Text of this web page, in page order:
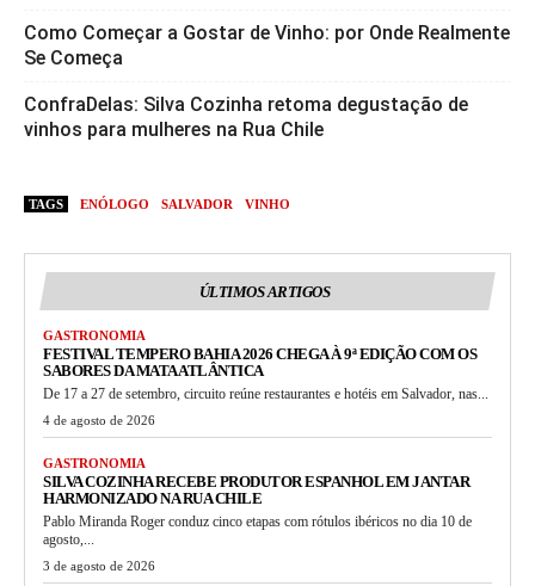
Como Começar a Gostar de Vinho: por Onde Realmente
Se Começa
ConfraDelas: Silva Cozinha retoma degustação de
vinhos para mulheres na Rua Chile
TAGS ENÓLOGO SALVADOR VINHO
ÚLTIMOS ARTIGOS
GASTRONOMIA
FESTIVAL TEMPERO BAHIA 2026 CHEGA À 9ª EDIÇÃO COM OS
SABORES DA MATA ATLÂNTICA
De 17 a 27 de setembro, circuito reúne restaurantes e hotéis em Salvador, nas...
4 de agosto de 2026
GASTRONOMIA
SILVA COZINHA RECEBE PRODUTOR ESPANHOL EM JANTAR
HARMONIZADO NA RUA CHILE
Pablo Miranda Roger conduz cinco etapas com rótulos ibéricos no dia 10 de
agosto,...
3 de agosto de 2026